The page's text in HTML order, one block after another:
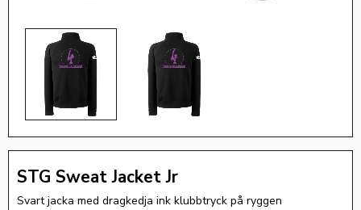
STG Sweat Jacket Jr
Svart jacka med dragkedja ink klubbtryck på ryggen